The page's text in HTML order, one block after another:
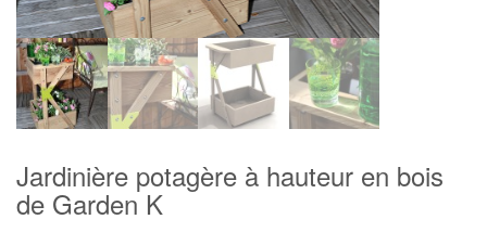
Jardinière potagère à hauteur en bois
de Garden K